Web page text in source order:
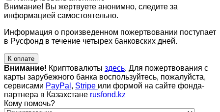
Внимание! Вы жертвуете анонимно, следите за
информацией самостоятельно.
Информация о произведенном пожертвовании поступает
в Русфонд в течение четырех банковских дней.
К оплате
Внимание! Криптовалюты здесь. Для пожертвования с
карты зарубежного банка воспользуйтесь, пожалуйста,
сервисами PayPal , Stripe или формой на сайте фонда-
партнера в Казахстане rusfond.kz
Кому помочь?